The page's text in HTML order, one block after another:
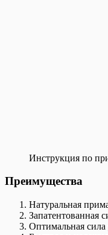
Инструкция по
Преимущества
Натуральная
Запатентованная
Оптимальная сила